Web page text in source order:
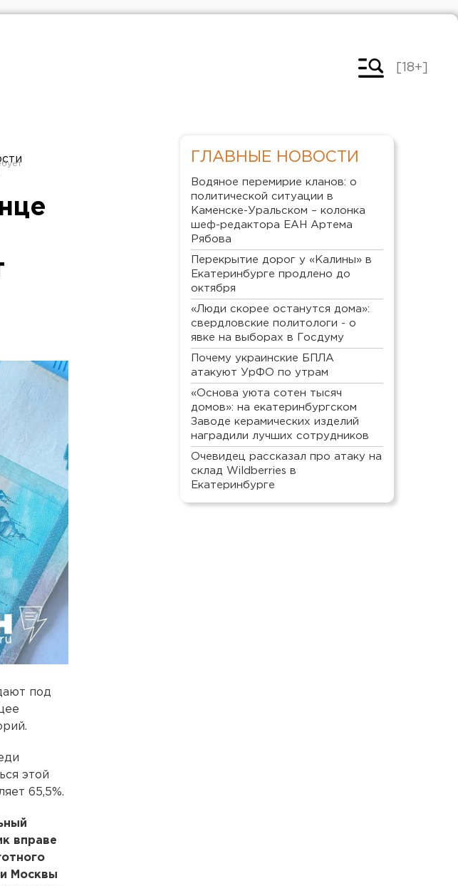
[18+]
под
этой
65,5%.
вправе
Москвы
ГЛАВНЫЕ НОВОСТИ
Водяное перемирие кланов: о
политической ситуации в
Каменске-Уральском – колонка
шеф-редактора ЕАН Артема
Рябова
Перекрытие дорог у «Калины» в
Екатеринбурге продлено до
октября
«Люди скорее останутся дома»:
свердловские политологи - о
явке на выборах в Госдуму
Почему украинские БПЛА
атакуют УрФО по утрам
«Основа уюта сотен тысяч
домов»: на екатеринбургском
Заводе керамических изделий
наградили лучших сотрудников
Очевидец рассказал про атаку на
склад Wildberries в
Екатеринбурге